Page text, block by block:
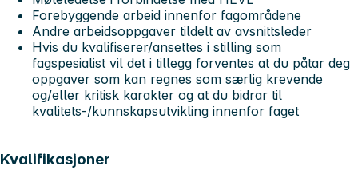
Forebyggende arbeid innenfor fagområdene
Andre arbeidsoppgaver tildelt av avsnittsleder
Hvis du kvalifiserer/ansettes i stilling som
fagspesialist vil det i tillegg forventes at du påtar deg
oppgaver som kan regnes som særlig krevende
og/eller kritisk karakter og at du bidrar til
kvalitets-/kunnskapsutvikling innenfor faget
Kvalifikasjoner